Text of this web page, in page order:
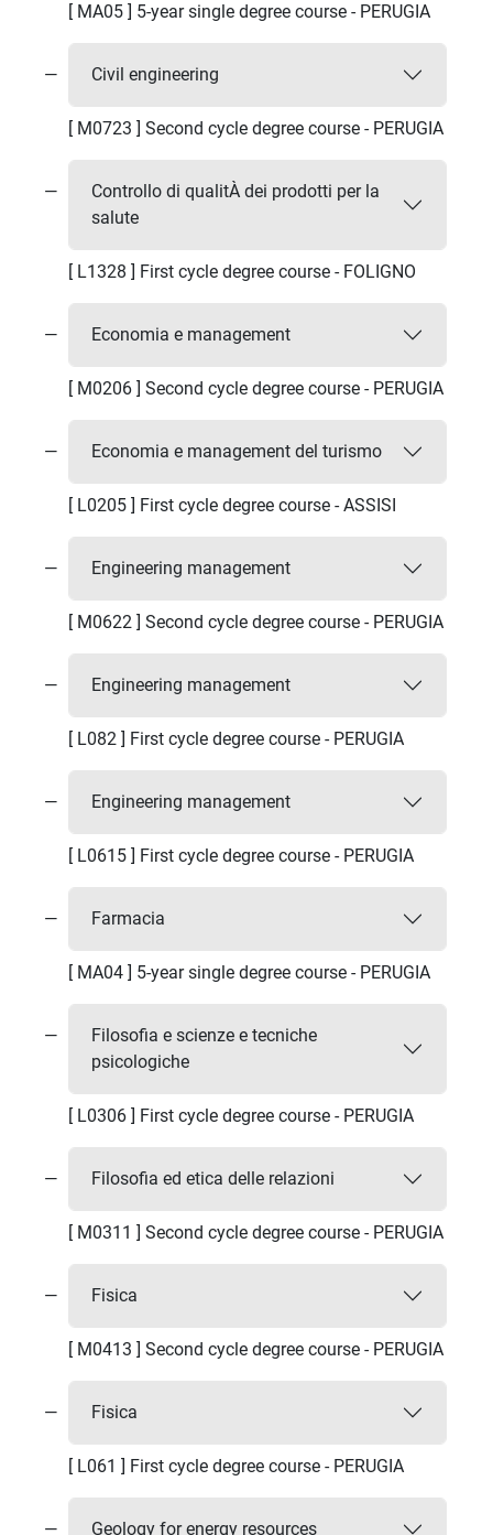
[ MA05 ] 5-year single degree course - PERUGIA
Civil engineering
[ M0723 ] Second cycle degree course - PERUGIA
Controllo di qualitÀ dei prodotti per la
salute
[ L1328 ] First cycle degree course - FOLIGNO
Economia e management
[ M0206 ] Second cycle degree course - PERUGIA
Economia e management del turismo
[ L0205 ] First cycle degree course - ASSISI
Engineering management
[ M0622 ] Second cycle degree course - PERUGIA
Engineering management
[ L082 ] First cycle degree course - PERUGIA
Engineering management
[ L0615 ] First cycle degree course - PERUGIA
Farmacia
[ MA04 ] 5-year single degree course - PERUGIA
Filosofia e scienze e tecniche
psicologiche
[ L0306 ] First cycle degree course - PERUGIA
Filosofia ed etica delle relazioni
[ M0311 ] Second cycle degree course - PERUGIA
Fisica
[ M0413 ] Second cycle degree course - PERUGIA
Fisica
[ L061 ] First cycle degree course - PERUGIA
Geology for energy resources